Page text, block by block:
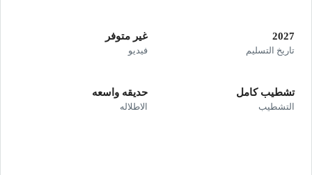
2027
تاريخ التسليم
غير متوفر
فيديو
تشطيب كامل
التشطيب
حديقه واسعه
الاطلاله